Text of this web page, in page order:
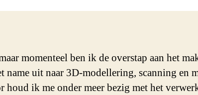
momenteel ben ik de overstap aan het
name uit naar 3D-modellering, scanning en
houd ik me onder meer bezig met het